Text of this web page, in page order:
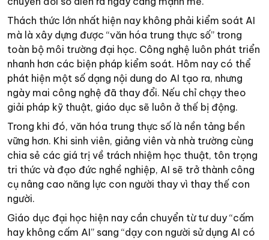
Thách thức lớn nhất hiện nay không phải kiểm soát AI
mà là xây dựng được “văn hóa trung thực số” trong
toàn bộ môi trường đại học. Công nghệ luôn phát triển
nhanh hơn các biện pháp kiểm soát. Hôm nay có thể
phát hiện một số dạng nội dung do AI tạo ra, nhưng
ngày mai công nghệ đã thay đổi. Nếu chỉ chạy theo
giải pháp kỹ thuật, giáo dục sẽ luôn ở thế bị động.
Trong khi đó, văn hóa trung thực số là nền tảng bền
vững hơn. Khi sinh viên, giảng viên và nhà trường cùng
chia sẻ các giá trị về trách nhiệm học thuật, tôn trọng
tri thức và đạo đức nghề nghiệp, AI sẽ trở thành công
cụ nâng cao năng lực con người thay vì thay thế con
người.
Giáo dục đại học hiện nay cần chuyển từ tư duy “cấm
hay không cấm AI” sang “dạy con người sử dụng AI có